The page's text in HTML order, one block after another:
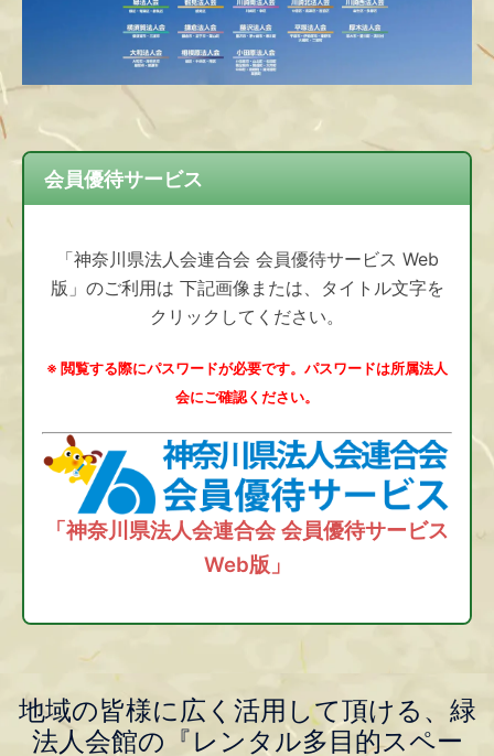
会員優待サービス
「神奈川県法人会連合会 会員優待サービス Web
版」のご利用は 下記画像または、タイトル文字を
クリックしてください。
※ 閲覧する際にパスワードが必要です。パスワードは所属法人
会にご確認ください。
「神奈川県法人会連合会 会員優待サービス
Web版」
地域の皆様に広く活用して頂ける、緑
法人会館の『レンタル多目的スペー